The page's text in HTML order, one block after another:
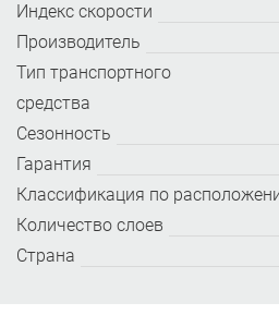
Индекс скорости
Производитель
Тип транспортного
средства
Сезонность
Гарантия
Классификация по
Количество слоев
Страна